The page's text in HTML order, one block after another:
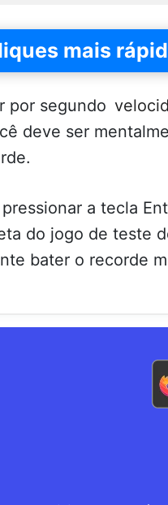
mais
por segundo
deve ser
a tecla
do jogo de teste
bater o recorde